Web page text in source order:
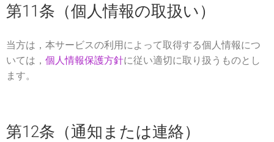
第11条（個人情報の取扱い）
当方は，本サービスの利用によって取得する個人情報につ
いては， 個人情報保護方針に従い適切に取り扱うものとし
ます。
第12条（通知または連絡）